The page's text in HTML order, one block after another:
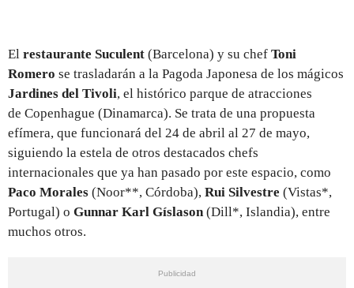
El restaurante Suculent (Barcelona) y su chef Toni
Romero se trasladarán a la Pagoda Japonesa de los mágicos
Jardines del Tivoli, el histórico parque de atracciones
de Copenhague (Dinamarca). Se trata de una propuesta
efímera, que funcionará del 24 de abril al 27 de mayo,
siguiendo la estela de otros destacados chefs
internacionales que ya han pasado por este espacio, como
Paco Morales (Noor**, Córdoba), Rui Silvestre (Vistas*,
Portugal) o Gunnar Karl Gíslason(Dill*, Islandia), entre
muchos otros.